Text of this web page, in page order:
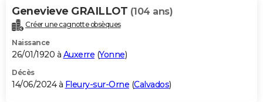
Genevieve GRAILLOT (104 ans)
Créer une cagnotte obsèques
Naissance
26/01/1920 à Auxerre (Yonne)
Décès
14/06/2024 à Fleury-sur-Orne (Calvados)